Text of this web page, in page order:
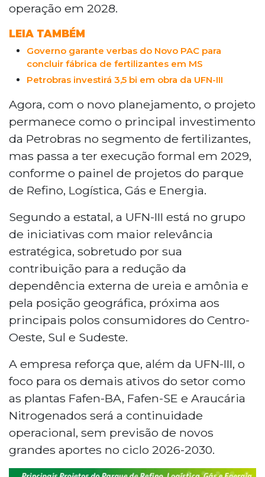
operação em 2028.
LEIA TAMBÉM
Governo garante verbas do Novo PAC para
concluir fábrica de fertilizantes em MS
Petrobras investirá 3,5 bi em obra da UFN-III
Agora, com o novo planejamento, o projeto
permanece como o principal investimento
da Petrobras no segmento de fertilizantes,
mas passa a ter execução formal em 2029,
conforme o painel de projetos do parque
de Refino, Logística, Gás e Energia.
Segundo a estatal, a UFN-III está no grupo
de iniciativas com maior relevância
estratégica, sobretudo por sua
contribuição para a redução da
dependência externa de ureia e amônia e
pela posição geográfica, próxima aos
principais polos consumidores do Centro-
Oeste, Sul e Sudeste.
A empresa reforça que, além da UFN-III, o
foco para os demais ativos do setor como
as plantas Fafen-BA, Fafen-SE e Araucária
Nitrogenados será a continuidade
operacional, sem previsão de novos
grandes aportes no ciclo 2026-2030.